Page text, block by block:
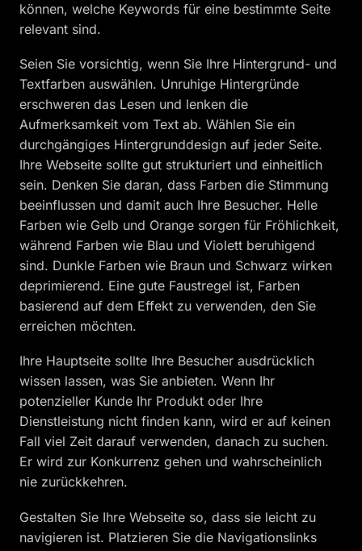
können, welche Keywords für eine bestimmte Seite
relevant sind.
Seien Sie vorsichtig, wenn Sie Ihre Hintergrund- und
Textfarben auswählen. Unruhige Hintergründe
erschweren das Lesen und lenken die
Aufmerksamkeit vom Text ab. Wählen Sie ein
durchgängiges Hintergrunddesign auf jeder Seite.
Ihre Webseite sollte gut strukturiert und einheitlich
sein. Denken Sie daran, dass Farben die Stimmung
beeinflussen und damit auch Ihre Besucher. Helle
Farben wie Gelb und Orange sorgen für Fröhlichkeit,
während Farben wie Blau und Violett beruhigend
sind. Dunkle Farben wie Braun und Schwarz wirken
deprimierend. Eine gute Faustregel ist, Farben
basierend auf dem Effekt zu verwenden, den Sie
erreichen möchten.
Ihre Hauptseite sollte Ihre Besucher ausdrücklich
wissen lassen, was Sie anbieten. Wenn Ihr
potenzieller Kunde Ihr Produkt oder Ihre
Dienstleistung nicht finden kann, wird er auf keinen
Fall viel Zeit darauf verwenden, danach zu suchen.
Er wird zur Konkurrenz gehen und wahrscheinlich
nie zurückkehren.
Gestalten Sie Ihre Webseite so, dass sie leicht zu
navigieren ist. Platzieren Sie die Navigationslinks